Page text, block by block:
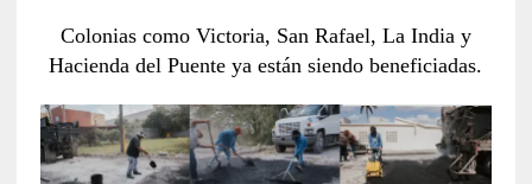
Colonias como Victoria, San Rafael, La India y
Hacienda del Puente ya están siendo beneficiadas.